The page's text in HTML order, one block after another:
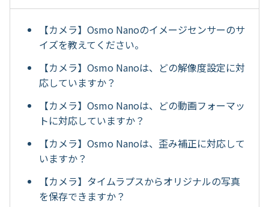
【カメラ】Osmo Nanoのイメージセンサーのサ
イズを教えてください。
【カメラ】Osmo Nanoは、どの解像度設定に対
応していますか？
【カメラ】Osmo Nanoは、どの動画フォーマッ
トに対応していますか？
【カメラ】Osmo Nanoは、歪み補正に対応して
いますか？
【カメラ】タイムラプスからオリジナルの写真
を保存できますか？